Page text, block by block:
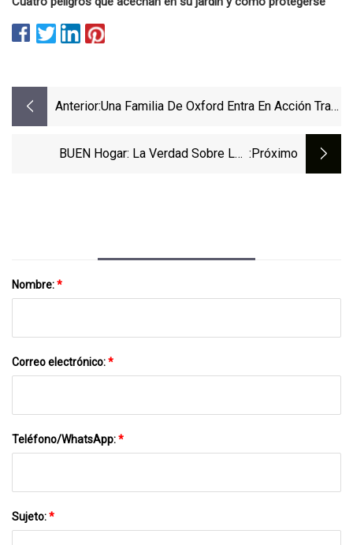
Anterior:Una Familia De Oxford Entra En Acción Tras
BUEN Hogar: La Verdad Sobre Los :próximo
Nombre:*
Correo electrónico:*
Teléfono/WhatsApp:*
Sujeto:*